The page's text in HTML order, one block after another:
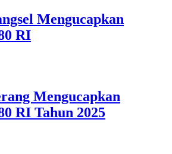
Mengucapkan
RI
Mengucapkan
RI Tahun 2025